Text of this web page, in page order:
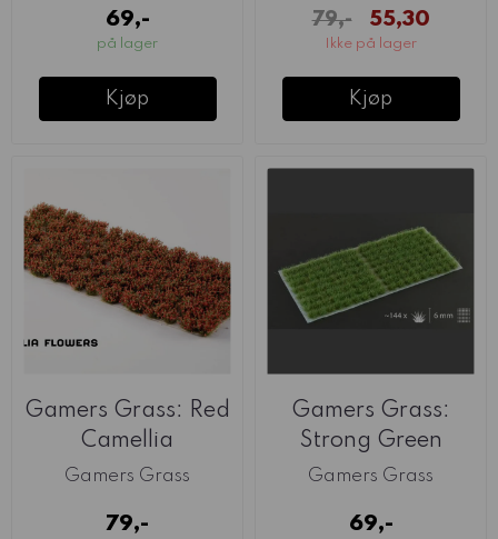
69,-
på lager
Kjøp
79,- 55,30
Ikke på lager
Kjøp
Gamers Grass: Red
Camellia
Gamers Grass
79,-
Gamers Grass:
Strong Green
(6mm)
Gamers Grass
69,-